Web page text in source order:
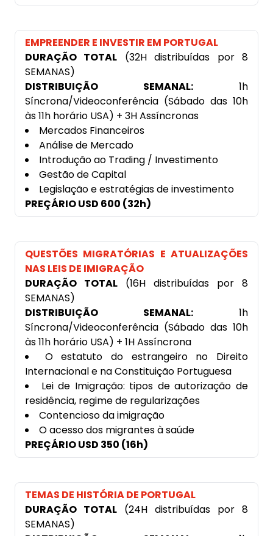
EMPREENDER E INVESTIR EM PORTUGAL
DURAÇÃO TOTAL (32H distribuídas por 8
SEMANAS)
DISTRIBUIÇÃO SEMANAL: 1h
Síncrona/Videoconferência (Sábado das 10h
às 11h horário USA) + 3H Assíncronas
Mercados Financeiros
Análise de Mercado
Introdução ao Trading / Investimento
Gestão de Capital
Legislação e estratégias de investimento
PREÇÁRIO USD 600 (32h)
QUESTÕES MIGRATÓRIAS E ATUALIZAÇÕES
NAS LEIS DE IMIGRAÇÃO
DURAÇÃO TOTAL (16H distribuídas por 8
SEMANAS)
DISTRIBUIÇÃO SEMANAL: 1h
Síncrona/Videoconferência (Sábado das 10h
às 11h horário USA) + 1H Assíncrona
O estatuto do estrangeiro no Direito
Internacional e na Constituição Portuguesa
Lei de Imigração: tipos de autorização de
residência, regime de regularizações
Contencioso da imigração
O acesso dos migrantes à saúde
PREÇÁRIO USD 350 (16h)
TEMAS DE HISTÓRIA DE PORTUGAL
DURAÇÃO TOTAL (24H distribuídas por 8
SEMANAS)